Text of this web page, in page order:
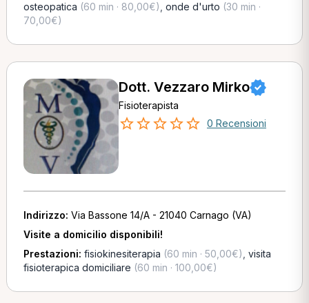
osteopatica (60 min · 80,00€) onde d'urto (30 min ·
70,00€)
Dott. Vezzaro Mirko
Fisioterapista
0 Recensioni
Indirizzo: Via Bassone 14/A - 21040 Carnago (VA)
Visite a domicilio disponibili!
Prestazioni: fisiokinesiterapia (60 min · 50,00€) visita
fisioterapica domiciliare (60 min · 100,00€)